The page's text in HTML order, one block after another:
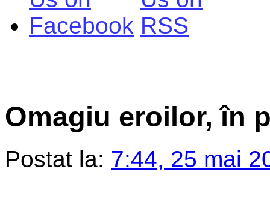
Omagiu eroilor, în
Postat la: 7:44, 25 mai